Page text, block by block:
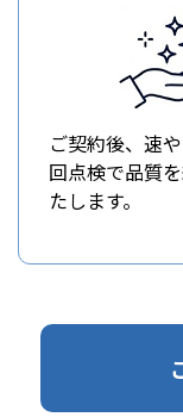
ご契約後、速
回点検で品質
たします。